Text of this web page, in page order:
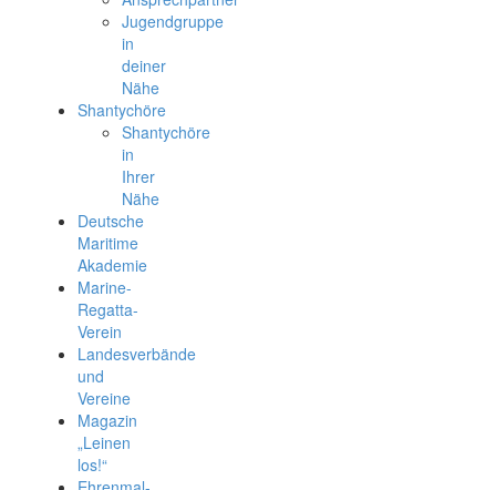
Jugendgruppe
in
deiner
Nähe
Shantychöre
Shantychöre
in
Ihrer
Nähe
Deutsche
Maritime
Akademie
Marine-
Regatta-
Verein
Landesverbände
und
Vereine
Magazin
„Leinen
los!“